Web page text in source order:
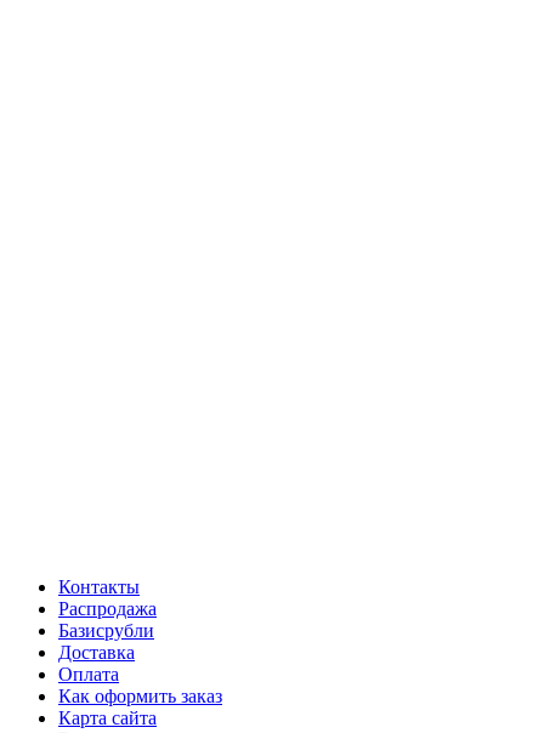
Контакты
Распродажа
Базисрубли
Доставка
Оплата
Как оформить заказ
Карта сайта